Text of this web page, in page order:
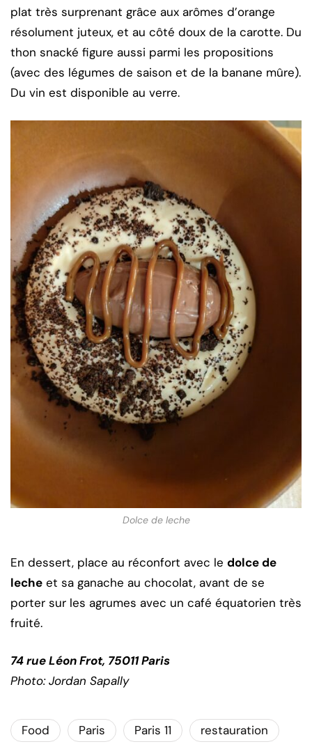
plat très surprenant grâce aux arômes d’orange
résolument juteux, et au côté doux de la carotte. Du
thon snacké figure aussi parmi les propositions
(avec des légumes de saison et de la banane mûre).
Du vin est disponible au verre.
Dolce de leche
En dessert, place au réconfort avec le dolce de
leche et sa ganache au chocolat, avant de se
porter sur les agrumes avec un café équatorien très
fruité.
74 rue Léon Frot, 75011 Paris
Photo: Jordan Sapally
Food Paris Paris 11 restauration